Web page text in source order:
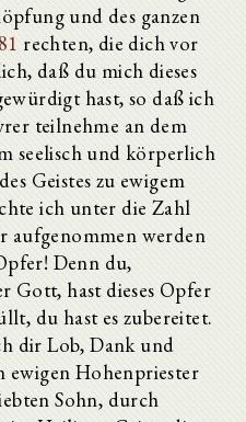
und des ganzen
rechten, die dich vor
daß du mich dieses
hast, so daß ich
teilnehme an dem
seelisch und körperlich
Geistes zu ewigem
ich unter die Zahl
aufgenommen werden
Denn du,
Gott, hast dieses Opfer
du hast es zubereitet.
dir Lob, Dank und
Hohenpriester
Sohn, durch